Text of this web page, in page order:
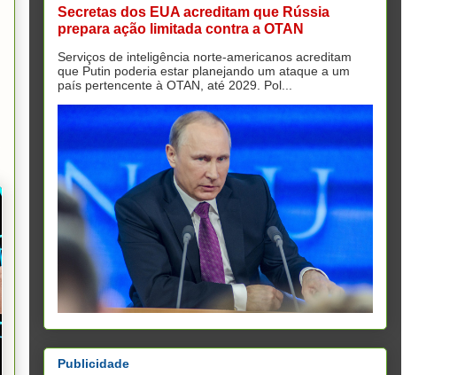
Secretas dos EUA acreditam que Rússia
prepara ação limitada contra a OTAN
Serviços de inteligência norte-americanos acreditam
que Putin poderia estar planejando um ataque a um
país pertencente à OTAN, até 2029. Pol...
Publicidade